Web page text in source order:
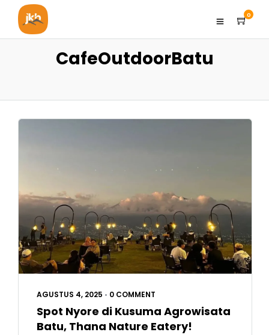
0
CafeOutdoorBatu
AGUSTUS 4, 2025 • 0 COMMENT
Spot Nyore di Kusuma Agrowisata
Batu, Thana Nature Eatery!